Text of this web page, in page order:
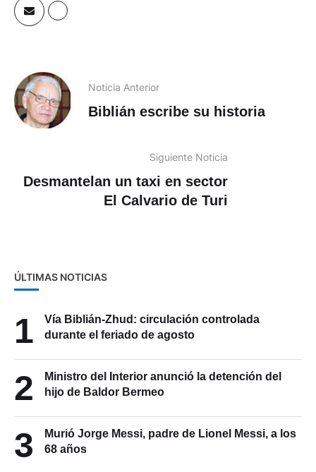
Noticia Anterior
Biblián escribe su historia
Siguiente Noticia
Desmantelan un taxi en sector
El Calvario de Turi
ÚLTIMAS NOTICIAS
1
Vía Biblián-Zhud: circulación controlada
durante el feriado de agosto
2
Ministro del Interior anunció la detención del
hijo de Baldor Bermeo
3
Murió Jorge Messi, padre de Lionel Messi, a los
68 años